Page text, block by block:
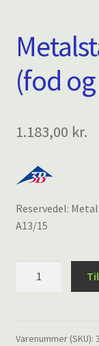
(fod
1.183,00 kr.
Reservedel:
A13/15
(fod
Varenummer (SKU):